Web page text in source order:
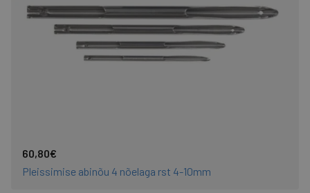
60,80€
Pleissimise abinõu 4 nõelaga rst 4-10mm